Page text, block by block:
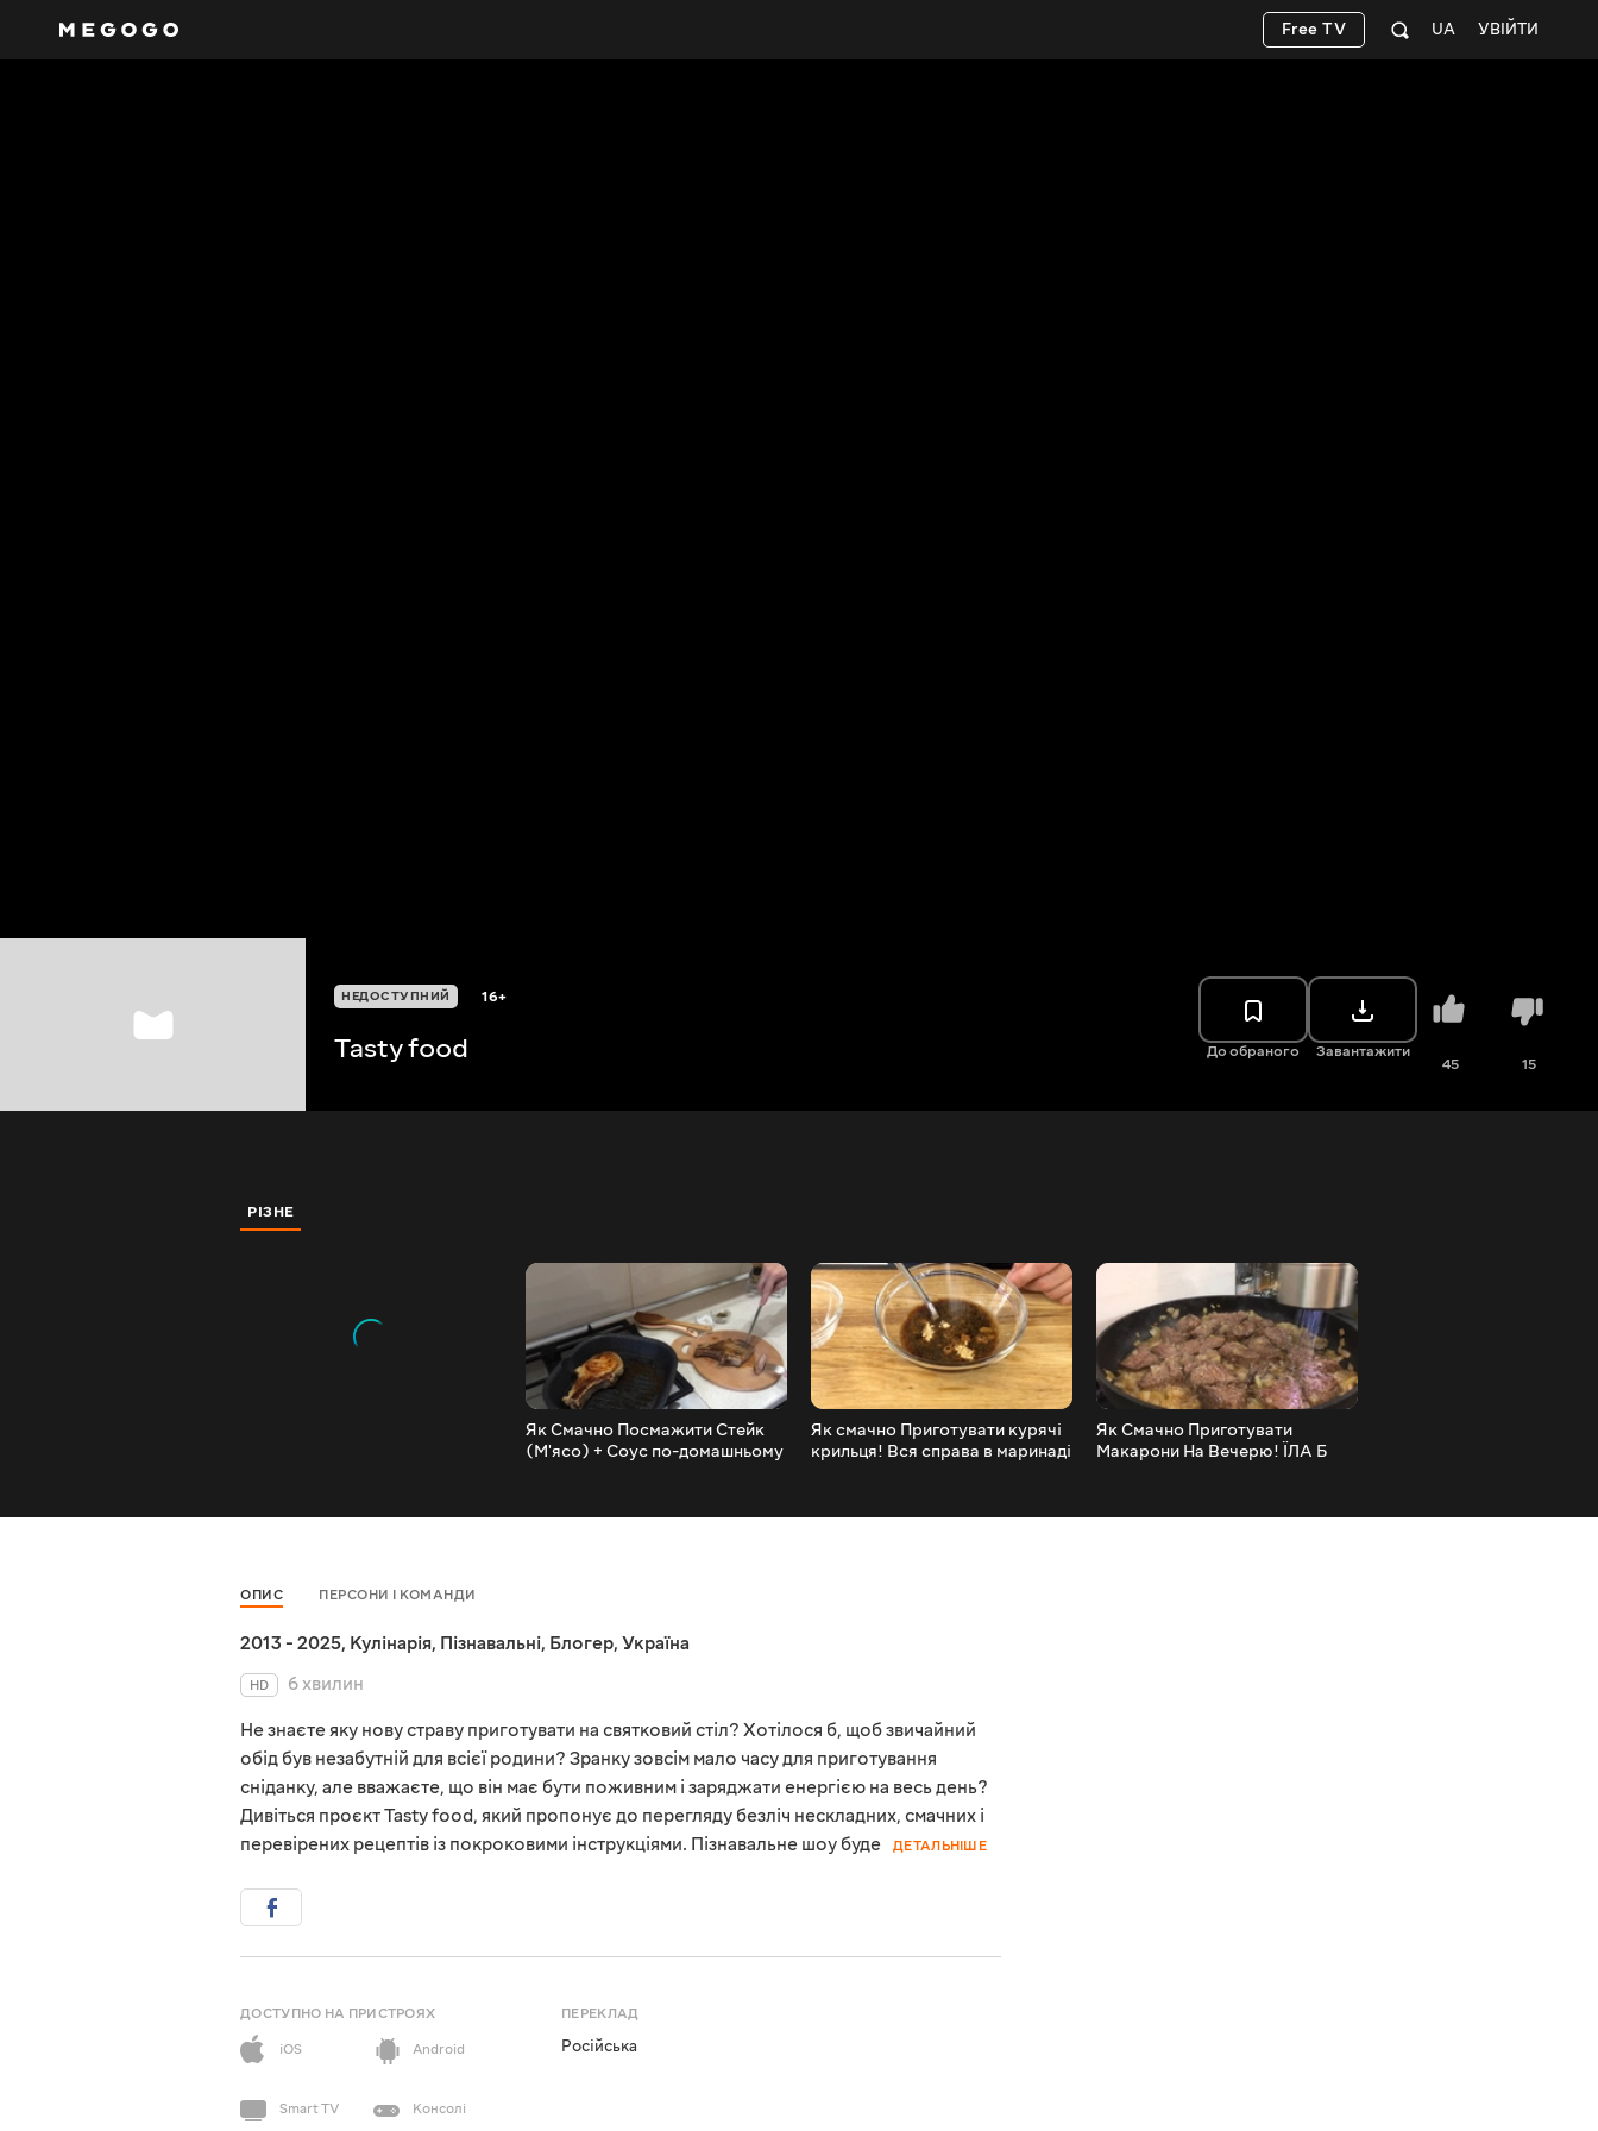
УВІЙТИ
UA
Free TV
НЕДОСТУПНИЙ 16+
Tasty food До обраного Завантажити
45 15
РІЗНЕ
Як Смачно Посмажити Стейк
(М'ясо) + Соус по-домашньому
Як смачно Приготувати курячі
крильця! Вся справа в маринаді
Як Смачно Приготувати
Макарони На Вечерю! ЇЛА Б
ОПИС ПЕРСОНИ І КОМАНДИ
2013 - 2025, Кулінарія, Пізнавальні, Блогер, Україна
HD
6 хвилин
Не знаєте яку нову страву приготувати на святковий стіл? Хотілося б, щоб звичайний
обід був незабутній для всієї родини? Зранку зовсім мало часу для приготування
сніданку, але вважаєте, що він має бути поживним і заряджати енергією на весь день?
Дивіться проєкт Tasty food, який пропонує до перегляду безліч нескладних, смачних і
перевірених рецептів із покроковими інструкціями. Пізнавальне шоу буде
ДЕТАЛЬНІШЕ
ДОСТУПНО НА ПРИСТРОЯХ
iOS
Android
Smart TV Консолі
ПЕРЕКЛАД
Російська